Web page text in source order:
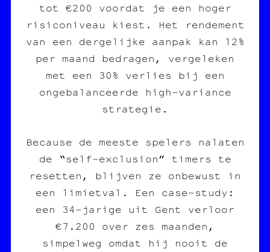
tot €200 voordat je een hoger
risiconiveau kiest. Het rendement
van een dergelijke aanpak kan 12%
per maand bedragen, vergeleken
met een 30% verlies bij een
ongebalanceerde high‑variance
strategie.
Because de meeste spelers nalaten
de “self‑exclusion” timers te
resetten, blijven ze onbewust in
een limietval. Een case‑study:
een 34‑jarige uit Gent verloor
€7.200 over zes maanden,
simpelweg omdat hij nooit de